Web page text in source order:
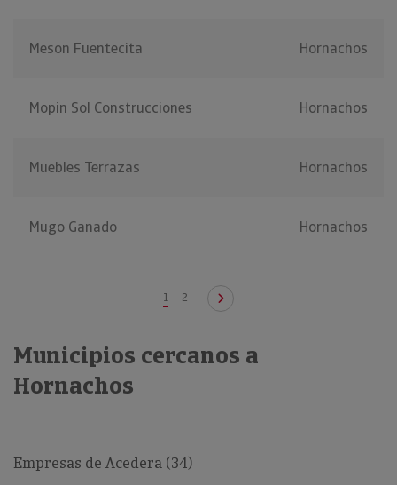
Meson Fuentecita Hornachos
Mopin Sol Construcciones Hornachos
Muebles Terrazas Hornachos
Mugo Ganado Hornachos
1 2
Municipios cercanos a
Hornachos
Empresas de Acedera (34)